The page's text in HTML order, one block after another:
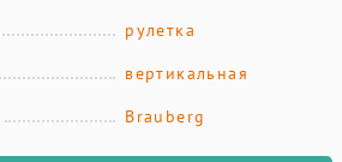
рулетка
вертикальная
Brauberg